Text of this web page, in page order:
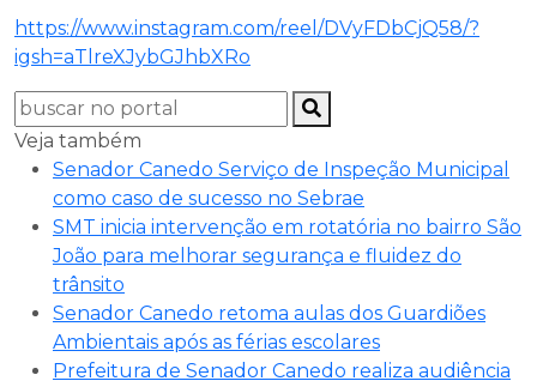
https://www.instagram.com/reel/DVyFDbCjQ58/?
igsh=aTlreXJybGJhbXRo
Veja também
Senador Canedo Serviço de Inspeção Municipal
como caso de sucesso no Sebrae
SMT inicia intervenção em rotatória no bairro São
João para melhorar segurança e fluidez do
trânsito
Senador Canedo retoma aulas dos Guardiões
Ambientais após as férias escolares
Prefeitura de Senador Canedo realiza audiência